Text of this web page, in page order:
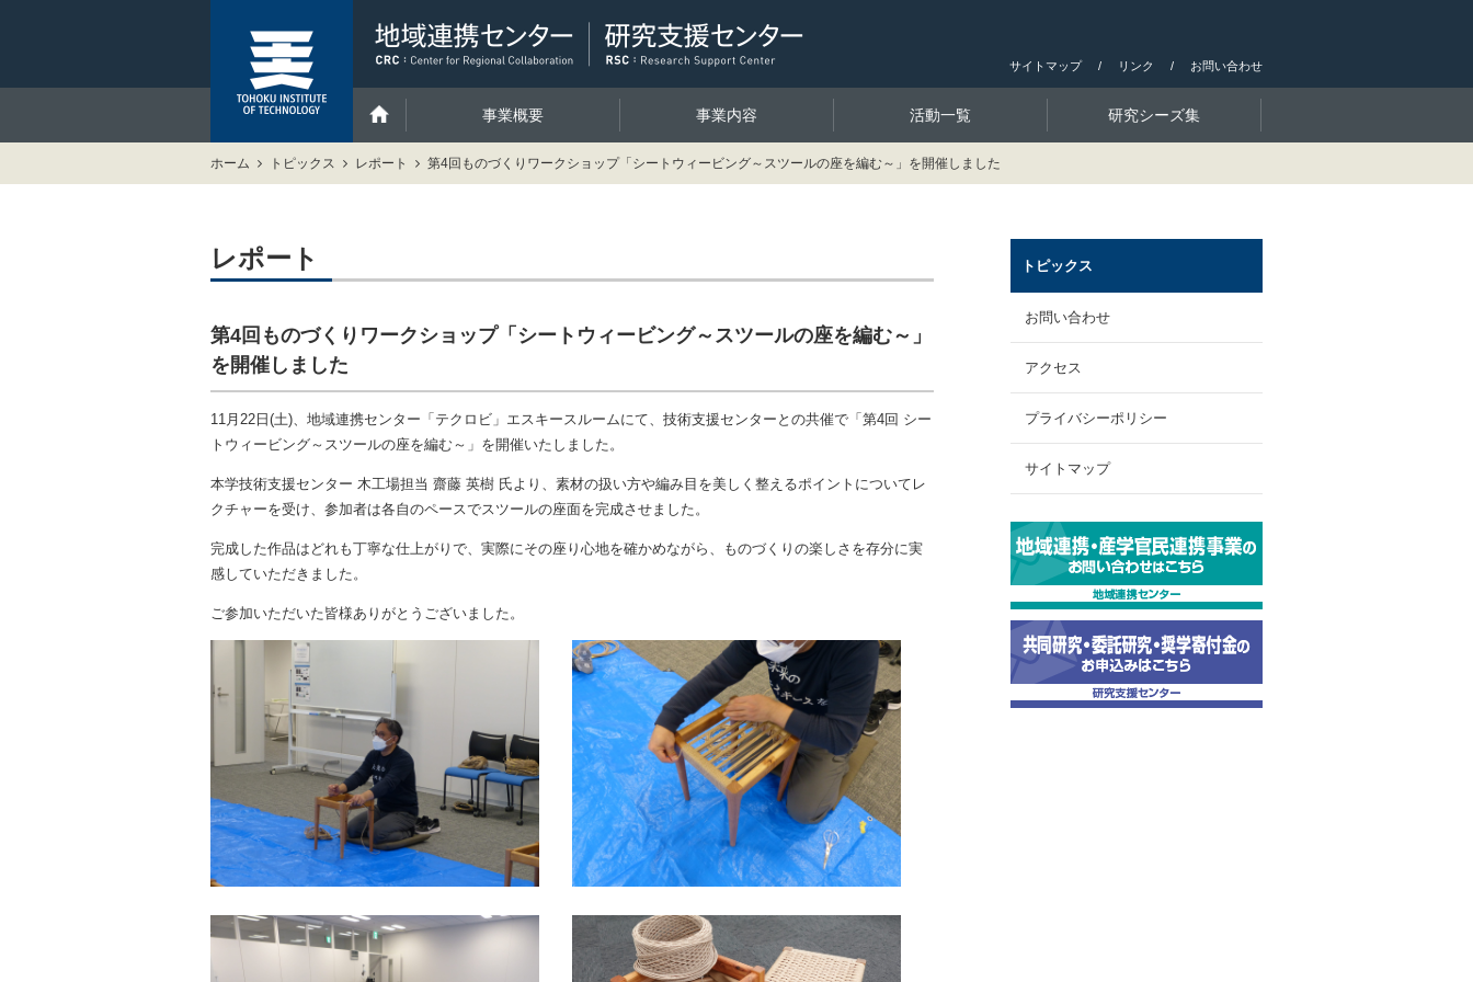
サイトマップ リンク お問い合わせ
事業概要 事業内容 活動一覧 研究シーズ集
ホーム トピックス レポート 第4回ものづくりワークショップ「シートウィービング～スツールの座を編む～」を開催しました
レポート
第4回ものづくりワークショップ「シートウィービング～スツールの座を編む～」
を開催しました
11月22日(土)、地域連携センター「テクロビ」エスキースルームにて、技術支援センターとの共催で「第4回 シー
トウィービング～スツールの座を編む～」を開催いたしました。
本学技術支援センター 木工場担当 齋藤 英樹 氏より、 素材の扱い方や編み目を美しく整えるポイントについてレ
クチャーを受け、参加者は各自のペースでスツールの座面を完成させました。
完成した作品はどれも丁寧な仕上がりで、実際にその座り心地を確かめながら、ものづくりの楽しさを存分に実
感していただきました。
ご参加いただいた皆様ありがとうございました。
トピックス
お問い合わせ
アクセス
プライバシーポリシー
サイトマップ